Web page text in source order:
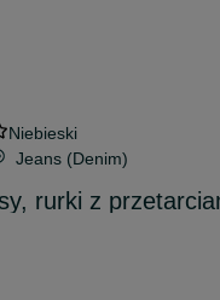
Niebieski
Jeans (Denim)
rurki z